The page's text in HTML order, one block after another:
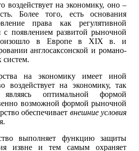
воздействует на экономику, оно –
Более того, есть основания
права как регулятивной
с появлением развитой рыночной
в Европе в XIX в. и
англосаксонской и романо-
систем.
на экономику имеет иной
воздействует на экономику, так
являясь оптимальной формой
возможной формой рыночной
обеспечивает внешние условия
выполняет функцию защиты
извне и тем самым охраняет